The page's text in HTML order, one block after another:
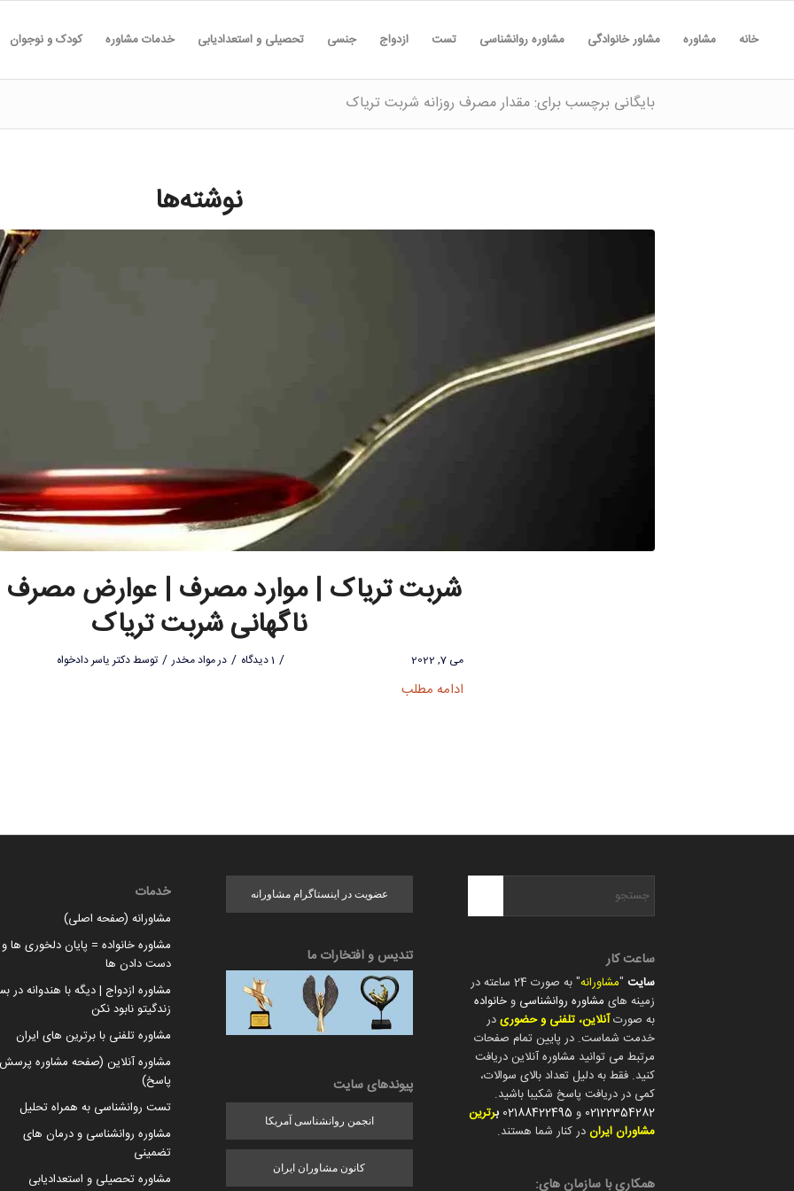
خانه مشاوره مشاور خانوادگی مشاوره روانشناسی تست ازدواج جنسی تحصیلی و استعدادیابی خدمات مشاوره کودک و نوجوان
بایگانی برچسب برای: مقدار مصرف روزانه شربت تریاک
نوشته‌ها
شربت تریاک | موارد مصرف | عوارض
ناگهانی شربت تریاک
می 7, 2022 / 1 دیدگاه / درمواد مخدر / توسطدکتر یاسر دادخواه
ادامه مطلب
ساعت کار
سایت "مشاورانه
" به صورت 24 ساعته در
زمینه های مشاوره روانشناسی و خانواده
به صورتآنلاین، تلفنی و حضوریدر
خدمت شماست. در پایین تمام صفحات
مرتبط می توانید مشاوره آنلاین دریافت
کنید. فقط به دلیل تعداد بالای سوالات،
کمی در دریافت پاسخ شکیبا باشید.
02122354282 و 02188422495 برترین
مشاوران ایراندر کنار شما هستند.
همکاری با سازمان های:
عضویت در اینستاگرام مشاورانه
تندیس و افتخارات ما
پیوندهای سایت
انجمن روانشناسی آمریکا
کانون مشاوران ایران
خدمات
مشاورانه (صفحه اصلی)
مشاوره خانواده = پایان دلخوری ها و
دست دادن ها
مشاوره ازدواج | دیگه با هندوانه در
زندگیتو نابود نکن
مشاوره تلفنی با برترین های ایران
مشاوره آنلاین (صفحه مشاوره
پاسخ)
تست روانشناسی به همراه تحلیل
مشاوره روانشناسی و درمان های
تضمینی
مشاوره تحصیلی و استعدادیابی